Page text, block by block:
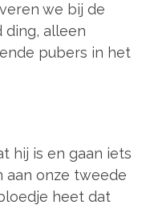
we bij de
ding, alleen
pubers in het
hij is en gaan iets
aan onze tweede
heet dat